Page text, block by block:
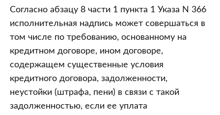
Согласно абзацу 8 части 1 пункта 1 Указа N 366
исполнительная надпись может совершаться в
том числе по требованию, основанному на
кредитном договоре, ином договоре,
содержащем существенные условия
кредитного договора, задолженности,
неустойки (штрафа, пени) в связи с такой
задолженностью, если ее уплата